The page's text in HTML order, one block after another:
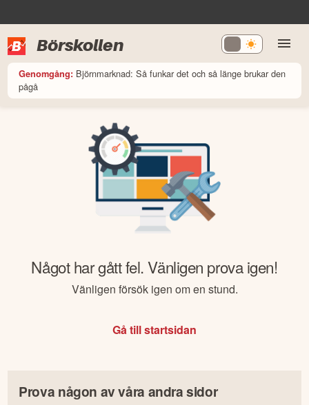
Börskollen
Genomgång: Björnmarknad: Så funkar det och så länge brukar den
pågå
Något har gått fel. Vänligen prova igen!
Vänligen försök igen om en stund.
Gå till startsidan
Prova någon av våra andra sidor